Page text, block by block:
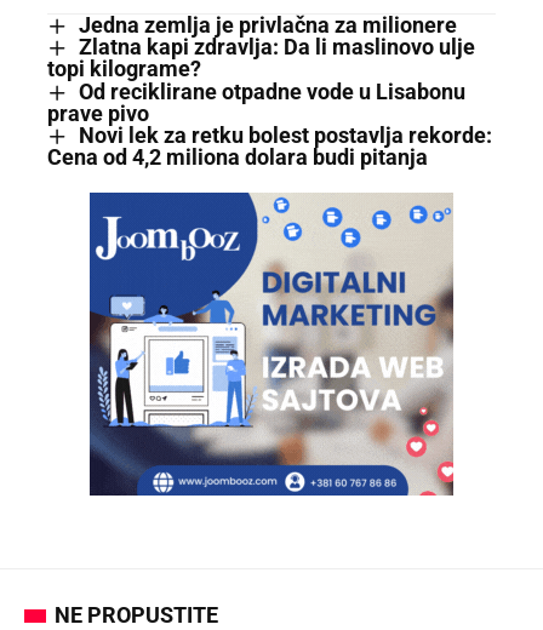
Jedna zemlja je privlačna za milionere
Zlatna kapi zdravlja: Da li maslinovo ulje
topi kilograme?
Od reciklirane otpadne vode u Lisabonu
prave pivo
Novi lek za retku bolest postavlja rekorde:
Cena od 4,2 miliona dolara budi pitanja
NE PROPUSTITE